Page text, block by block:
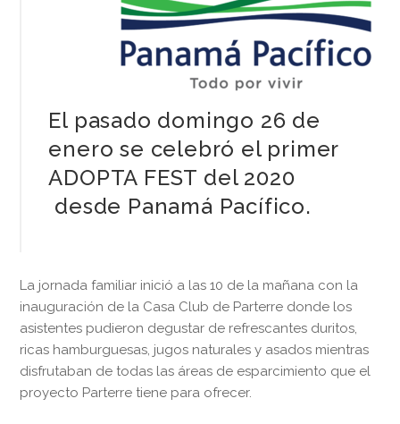
El pasado domingo 26 de
enero se celebró el primer
ADOPTA FEST del 2020
desde Panamá Pacífico.
La jornada familiar inició a las 10 de la mañana con la
inauguración de la Casa Club de Parterre donde los
asistentes pudieron degustar de refrescantes duritos,
ricas hamburguesas, jugos naturales y asados mientras
disfrutaban de todas las áreas de esparcimiento que el
proyecto Parterre tiene para ofrecer.